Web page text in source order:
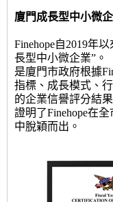
廈門成長型中小微
Finehope自2019年
長型中小微企業”。
是廈門市政府根據
指標、成長模式、
的企業信譽評分結
證明了Finehope在
中脫穎而出。